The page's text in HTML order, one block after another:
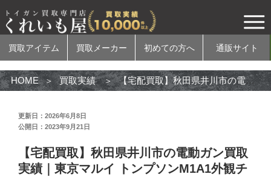
買取アイテム 買取メーカー 初めての方へ 通販サイト
買取アイテム
電動ガン
HOME 買取実績 【宅配買取】秋田県井川市の電動ガン買取実績｜東京マルイ トンプソンM1A1外観チューン
更新日：2026年6月8日
公開日：2023年9月21日
【宅配買取】秋田県井川市の電動ガン買取
実績｜東京マルイ トンプソンM1A1外観チ